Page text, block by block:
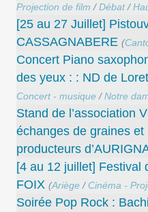
Projection de film /Débat/
[25 au 27 Juillet]
CASSAGNABERE (
Concert Piano
des yeux : : ND de
Concert - musique /Notre
Stand de l’association
échanges de graines
producteurs
[4 au 12 juillet] Festival
FOIX (Ariège / Cinéma -
Soirée Pop Rock :